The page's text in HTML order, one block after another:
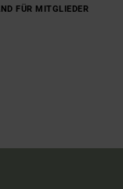
FÜR MITGLIEDER